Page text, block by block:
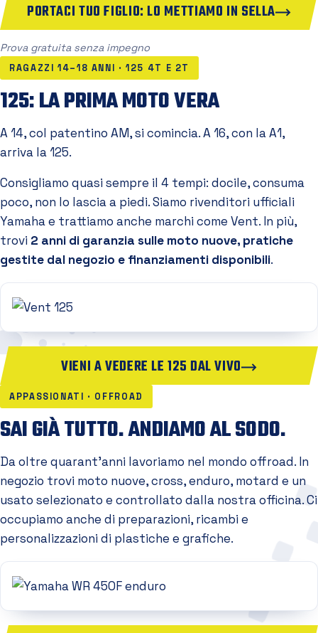
PORTACI TUO FIGLIO: LO METTIAMO IN SELLA
Prova gratuita senza impegno
RAGAZZI 14–18 ANNI · 125 4T E 2T
125: LA PRIMA MOTO VERA
A 14, col patentino AM, si comincia. A 16, con la A1,
arriva la 125.
Consigliamo quasi sempre il 4 tempi: docile, consuma
poco, non lo lascia a piedi. Siamo rivenditori ufficiali
Yamaha e trattiamo anche marchi come Vent. In più,
trovi 2 anni di garanzia sulle moto nuove, pratiche
gestite dal negozio e finanziamenti disponibili.
VIENI A VEDERE LE 125 DAL VIVO
APPASSIONATI · OFFROAD
SAI GIÀ TUTTO. ANDIAMO AL SODO.
Da oltre quarant'anni lavoriamo nel mondo offroad. In
negozio trovi moto nuove, cross, enduro, motard e un
usato selezionato e controllato dalla nostra officina. Ci
occupiamo anche di preparazioni, ricambi e
personalizzazioni di plastiche e grafiche.